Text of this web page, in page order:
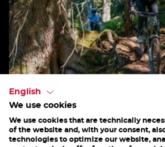
VATER/SOHN OD.
English
We use cookies
We use cookies that are technically
of the website and, with your consent,
technologies to optimize our website,